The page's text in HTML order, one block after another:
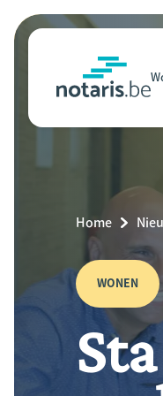
Overslaan
en
inhoud
Home
WONEN